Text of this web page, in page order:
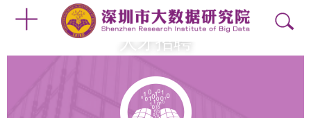
人才招聘